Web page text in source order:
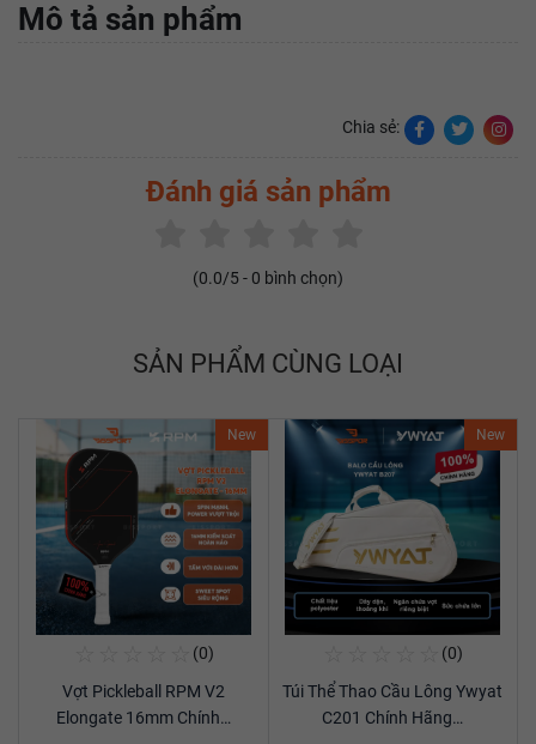
Mô tả sản phẩm
Chia sẻ:
Đánh giá sản phẩm
(0.0/5 - 0 bình chọn)
SẢN PHẨM CÙNG LOẠI
New
(0)
Vợt Pickleball RPM V2
Elongate 16mm Chính…
New
(0)
Túi Thể Thao Cầu Lông Ywyat
C201 Chính Hãng…